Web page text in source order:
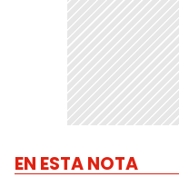
EN ESTA NOTA